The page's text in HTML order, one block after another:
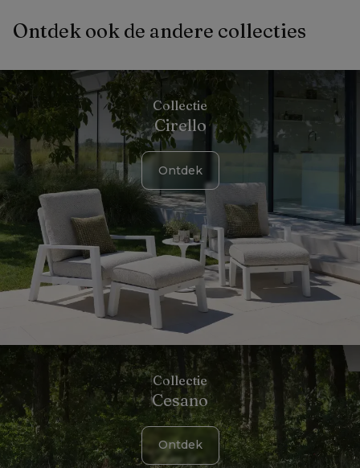
Ontdek ook de andere collecties
Collectie
Cirello
Ontdek
Collectie
Cesano
Ontdek